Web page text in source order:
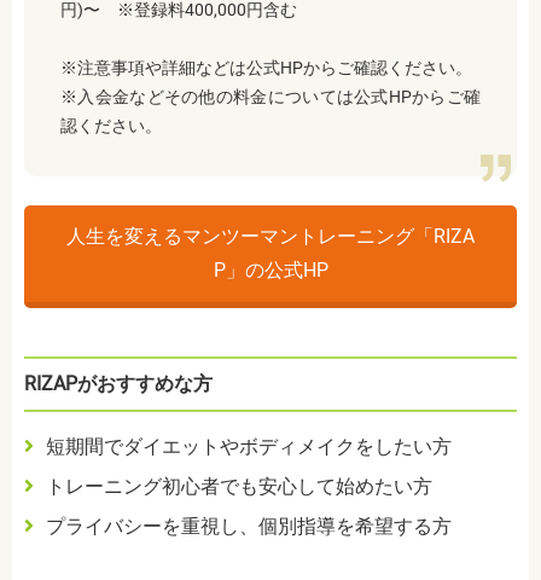
円)〜 ※登録料400,000円含む
※注意事項や詳細などは公式HPからご確認ください。
※入会金などその他の料金については公式HPからご確
認ください。
人生を変えるマンツーマントレーニング「RIZA
P」の公式HP
RIZAPがおすすめな方
短期間でダイエットやボディメイクをしたい方
トレーニング初心者でも安心して始めたい方
プライバシーを重視し、個別指導を希望する方